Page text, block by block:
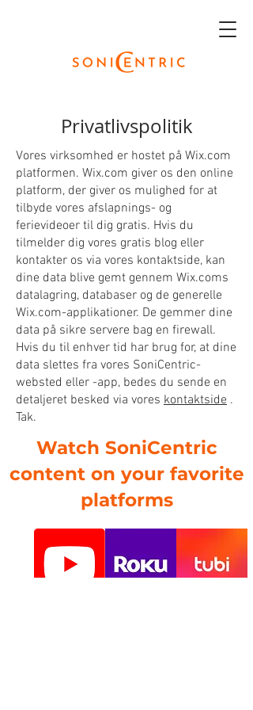
Privatlivspolitik
Vores virksomhed er hostet på Wix.com
platformen. Wix.com giver os den online
platform, der giver os mulighed for at
tilbyde vores afslapnings- og
ferievideoer til dig gratis. Hvis du
tilmelder dig vores gratis blog eller
kontakter os via vores kontaktside, kan
dine data blive gemt gennem Wix.coms
datalagring, databaser og de generelle
Wix.com-applikationer. De gemmer dine
data på sikre servere bag en firewall.
Hvis du til enhver tid har brug for, at dine
data slettes fra vores SoniCentric-
websted eller -app, bedes du sende en
detaljeret besked via vores kontaktside .
Tak.
Watch SoniCentric
content on your favorite
platforms